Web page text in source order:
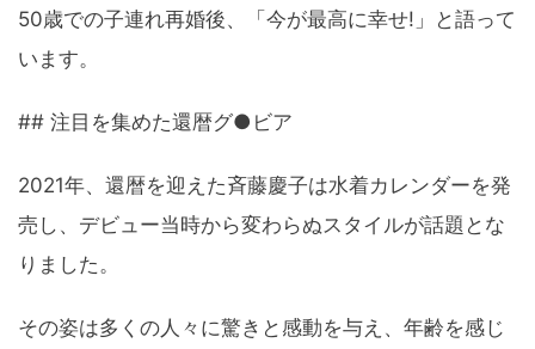
50歳での子連れ再婚後、「今が最高に幸せ!」と語って
います。
## 注目を集めた還暦グ●ビア
2021年、還暦を迎えた斉藤慶子は水着カレンダーを発
売し、デビュー当時から変わらぬスタイルが話題とな
りました。
その姿は多くの人々に驚きと感動を与え、年齢を感じ